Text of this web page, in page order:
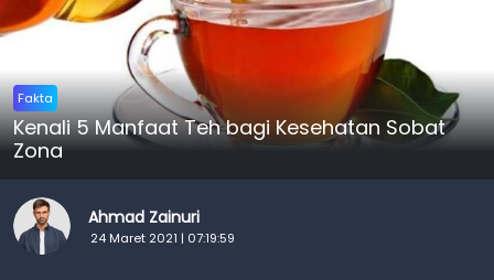
Fakta
Kenali 5 Manfaat Teh bagi Kesehatan Sobat
Zona
Ahmad Zainuri
24 Maret 2021 | 07:19:59